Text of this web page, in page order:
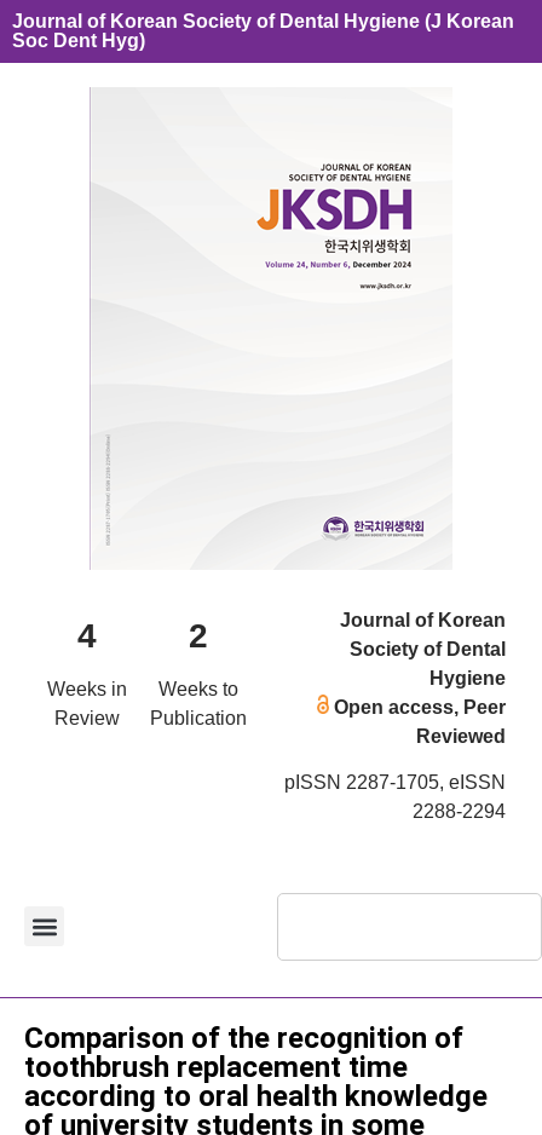
Journal of Korean Society of Dental Hygiene (J Korean
Soc Dent Hyg)
4
Weeks in
Review
2
Weeks to
Publication
Journal of Korean
Society of Dental
Hygiene
Open access, Peer
Reviewed
pISSN 2287-1705, eISSN
2288-2294
Original Article
Comparison of the recognition of
toothbrush replacement time
according to oral health knowledge
of university students in some